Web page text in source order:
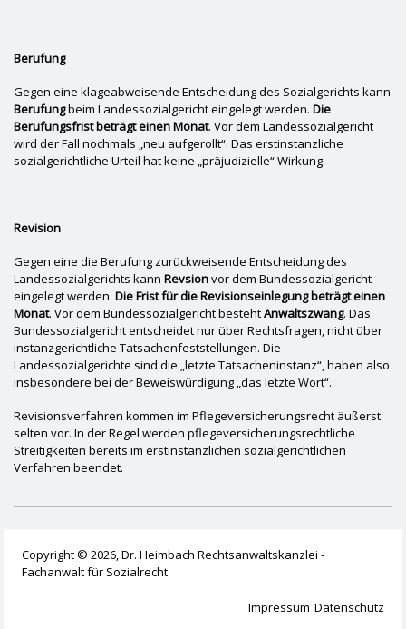
Berufung
Gegen eine klageabweisende Entscheidung des Sozialgerichts kann
Berufungbeim Landessozialgericht eingelegt werden.Die
Berufungsfrist beträgt einen Monat. Vor dem Landessozialgericht
wird der Fall nochmals „neu aufgerollt“. Das erstinstanzliche
sozialgerichtliche Urteil hat keine „präjudizielle“ Wirkung.
Revision
Gegen eine die Berufung zurückweisende Entscheidung des
Landessozialgerichts kannRevsionvor dem Bundessozialgericht
eingelegt werden.Die Frist für die Revisionseinlegung beträgt einen
Monat. Vor dem Bundessozialgericht bestehtAnwaltszwang. Das
Bundessozialgericht entscheidet nur über Rechtsfragen, nicht über
instanzgerichtliche Tatsachenfeststellungen. Die
Landessozialgerichte sind die „letzte Tatsacheninstanz“, haben also
insbesondere bei der Beweiswürdigung „das letzte Wort“.
Revisionsverfahren kommen im Pflegeversicherungsrecht äußerst
selten vor. In der Regel werden pflegeversicherungsrechtliche
Streitigkeiten bereits im erstinstanzlichen sozialgerichtlichen
Verfahren beendet.
Copyright © 2026, Dr. Heimbach Rechtsanwaltskanzlei -
Fachanwalt für Sozialrecht
Datenschutz
Impressum